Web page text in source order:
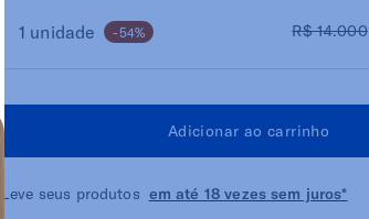
1 unidade -54% R$ 14.000
Adicionar ao carrinho
Leve seus produtos em até 18 vezes sem juros*